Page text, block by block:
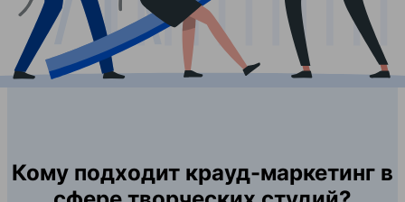
Кому подходит крауд-маркетинг в